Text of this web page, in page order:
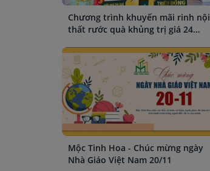
Chương trình khuyến mãi rinh nội
thất rước quà khủng trị giá 24
Mộc Tinh Hoa - Chúc mừng ngày
Nhà Giáo Việt Nam 20/11